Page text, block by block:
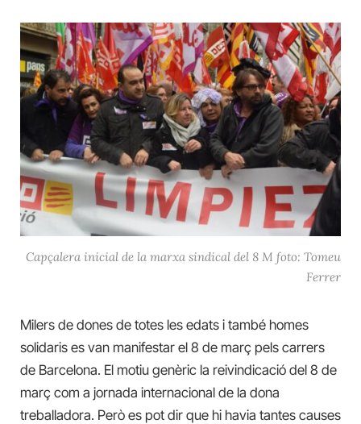
Capçalera inicial de la marxa sindical del 8 M foto: Tomeu
Ferrer
Milers de dones de totes les edats i també homes
solidaris es van manifestar el 8 de març pels carrers
de Barcelona. El motiu genèric la reivindicació del 8 de
març com a jornada internacional de la dona
treballadora. Però es pot dir que hi havia tantes causes